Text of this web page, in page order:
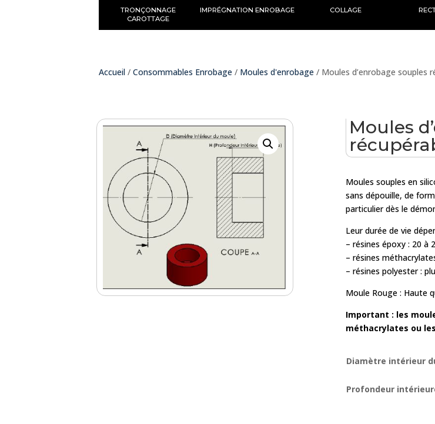
TRONÇONNAGE
CAROTTAGE
IMPRÉGNATION ENROBAGE COLLAGE
Accueil / Consommables Enrobage / Moules d'enrobage / Moules d’enrobage souples
Moules
Moules souples en
sans dépouille, de
particulier dès le
Leur durée de vie
– résines époxy : 20 à
– résines
– résines polyester :
Moule Rouge : Haute
Important : les
méthacrylates ou
Diamètre intérieur
Profondeur